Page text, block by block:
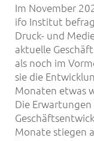
Im November
ifo Institut
Druck- und
aktuelle
als noch im
sie die
Monaten etwas
Die
Monate stiegen